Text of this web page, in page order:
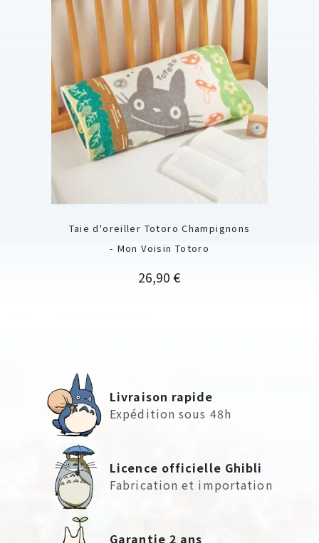
Taie d'oreiller Totoro Champignons
- Mon Voisin Totoro
Prix
26,90 €
Livraison rapide
Expédition sous 48h
Licence officielle Ghibli
Fabrication et importation
Garantie 2 ans